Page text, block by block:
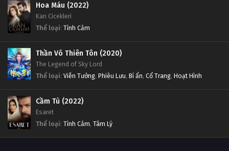
Hoa Máu (2022)
Kan Cicekleri
Thể loại: Tình Cảm
Thần Võ Thiên Tôn (2020)
The Legend of Sky Lord
Thể loại: Viễn Tưởng, Phiêu Lưu, Bí ẩn, Cổ Trang, Hoạt Hình
Cầm Tù (2022)
Esaret
Thể loại: Tình Cảm, Tâm Lý